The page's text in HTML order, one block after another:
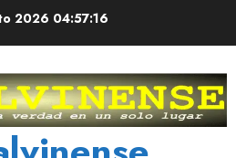
2026 04:57:17